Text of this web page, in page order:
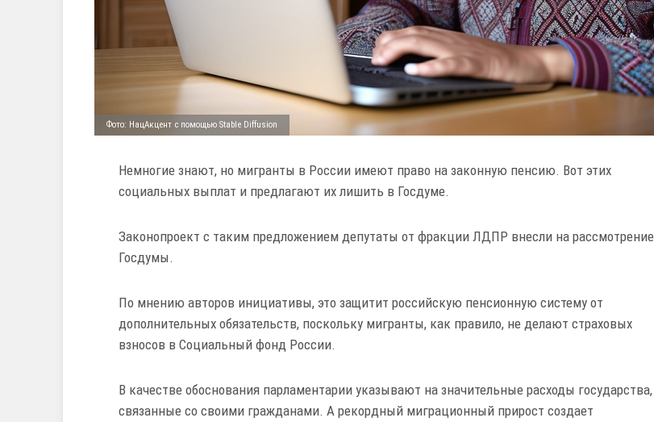
Фото: НацАкцент с помощью Stable Diffusion
Немногие знают, но мигранты в России имеют право на законную пенсию. Вот этих
социальных выплат и предлагают их лишить в Госдуме.
Законопроект с таким предложением депутаты от фракции ЛДПР внесли на рассмотрение
Госдумы.
По мнению авторов инициативы, это защитит российскую пенсионную систему от
дополнительных обязательств, поскольку мигранты, как правило, не делают страховых
взносов в Социальный фонд России.
В качестве обоснования парламентарии указывают на значительные расходы государства,
связанные со своими гражданами. А рекордный миграционный прирост создает